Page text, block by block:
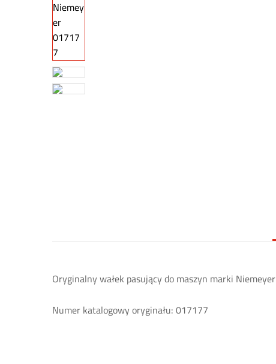
Oryginalny wałek pasujący do maszyn marki Niemeyer
Numer katalogowy oryginału: 017177